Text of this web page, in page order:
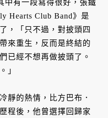
中有一段寫得很好，張鐵
Hearts Club Band》是
，「只不過，對披頭四
來重生，反而是終結的
已經不想再做披頭了。
」
靜的熱情，比方巴布．
程後，他曾選擇回歸家